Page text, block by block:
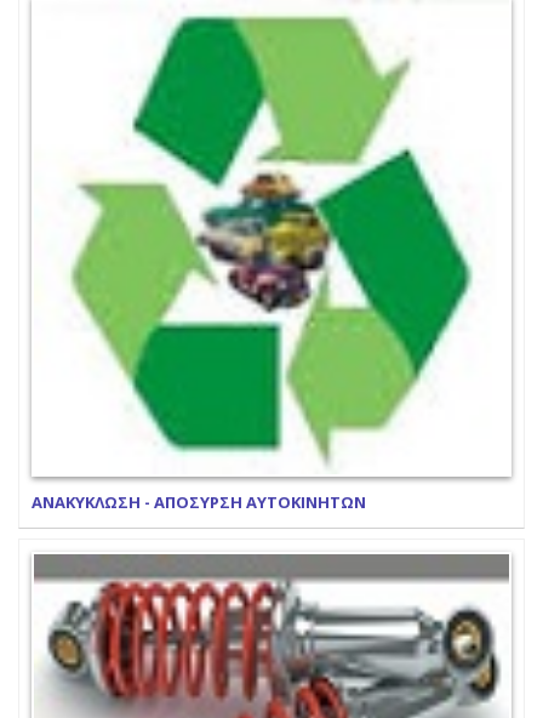
ΑΝΑΚΥΚΛΩΣΗ - ΑΠΟΣΥΡΣΗ ΑΥΤΟΚΙΝΗΤΩΝ